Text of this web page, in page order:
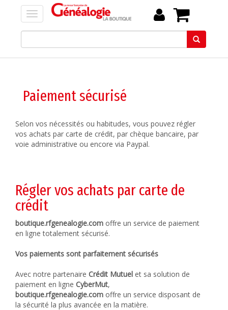
Paiement sécurisé
Selon vos nécessités ou habitudes, vous pouvez régler
vos achats par carte de crédit, par chèque bancaire, par
voie administrative ou encore via Paypal.
Régler vos achats par carte de
crédit
boutique.rfgenealogie.com offre un service de paiement
en ligne totalement sécurisé.
Vos paiements sont parfaitement sécurisés
Avec notre partenaire Crédit Mutuel et sa solution de
paiement en ligne CyberMut,
boutique.rfgenealogie.com offre un service disposant de
la sécurité la plus avancée en la matière.